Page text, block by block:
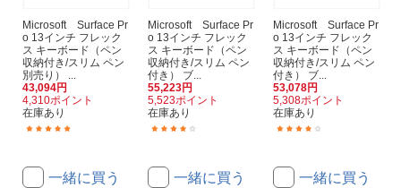
Microsoft Surface Pr
o 13インチ フレック
ス キーボード（ペン
収納付き/スリム ペン
別売り） ...
43,094円
4,310ポイント
在庫あり
一緒に買う
Microsoft Surface Pr
o 13インチ フレック
ス キーボード（ペン
収納付き/スリム ペン
付き） ブ...
55,223円
5,523ポイント
在庫あり
一緒に買う
Microsoft Surface Pr
o 13インチ フレック
ス キーボード（ペン
収納付き/スリム ペン
付き） ブ...
53,078円
5,308ポイント
在庫あり
一緒に買う